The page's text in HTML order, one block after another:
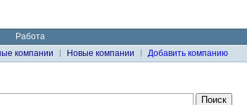
Работа
компании Новые компании
Добавить компанию